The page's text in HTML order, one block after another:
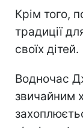
Крім того,
традиції
своїх дітей.
Водночас
звичайним